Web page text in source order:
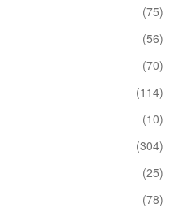
(75)
(56)
(70)
(114)
(10)
(304)
(25)
(78)